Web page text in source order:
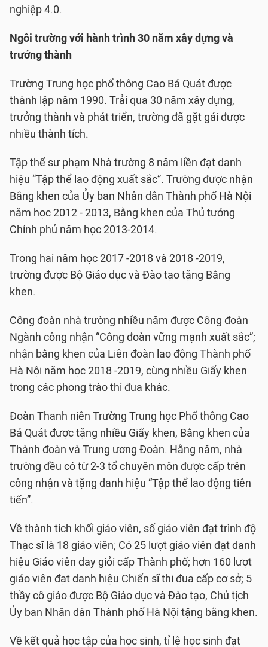
nghiệp 4.0.
Ngôi trường với hành trình 30 năm xây dựng và
trưởng thành
Trường Trung học phổ thông Cao Bá Quát được
thành lập năm 1990. Trải qua 30 năm xây dựng,
trưởng thành và phát triển, trường đã gặt gái được
nhiều thành tích.
Tập thể sư phạm Nhà trường 8 năm liền đạt danh
hiệu “Tập thể lao động xuất sắc”. Trường được nhận
Bằng khen của Ủy ban Nhân dân Thành phố Hà Nội
năm học 2012 - 2013, Bằng khen của Thủ tướng
Chính phủ năm học 2013-2014.
Trong hai năm học 2017 -2018 và 2018 -2019,
trường được Bộ Giáo dục và Đào tạo tặng Bằng
khen.
Công đoàn nhà trường nhiều năm được Công đoàn
Ngành công nhận “Công đoàn vững mạnh xuất sắc”;
nhận bằng khen của Liên đoàn lao động Thành phố
Hà Nội năm học 2018 -2019, cùng nhiều Giấy khen
trong các phong trào thi đua khác.
Đoàn Thanh niên Trường Trung học Phổ thông Cao
Bá Quát được tặng nhiều Giấy khen, Bằng khen của
Thành đoàn và Trung ương Đoàn. Hằng năm, nhà
trường đều có từ 2-3 tổ chuyên môn được cấp trên
công nhận và tặng danh hiệu “Tập thể lao động tiên
tiến”.
Về thành tích khối giáo viên, số giáo viên đạt trình độ
Thạc sĩ là 18 giáo viên; Có 25 lượt giáo viên đạt danh
hiệu Giáo viên dạy giỏi cấp Thành phố; hơn 160 lượt
giáo viên đạt danh hiệu Chiến sĩ thi đua cấp cơ sở; 5
thầy cô giáo được Bộ Giáo dục và Đào tạo, Chủ tịch
Ủy ban Nhân dân Thành phố Hà Nội tặng bằng khen.
Về kết quả học tập của học sinh, tỉ lệ học sinh đạt